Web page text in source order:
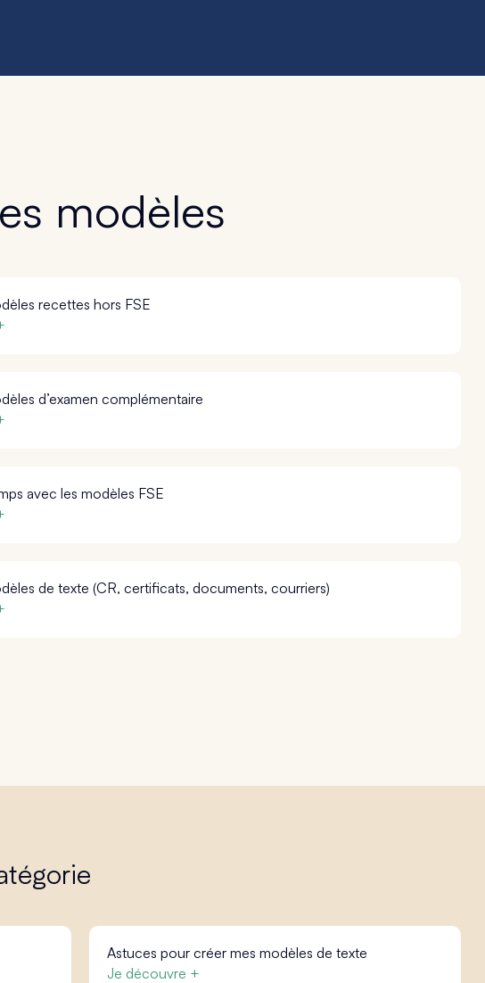
modèles
recettes hors FSE
d’examen complémentaire
avec les modèles FSE
de texte (CR, certificats, documents, courriers)
Astuces pour créer mes modèles de texte
Je découvre +